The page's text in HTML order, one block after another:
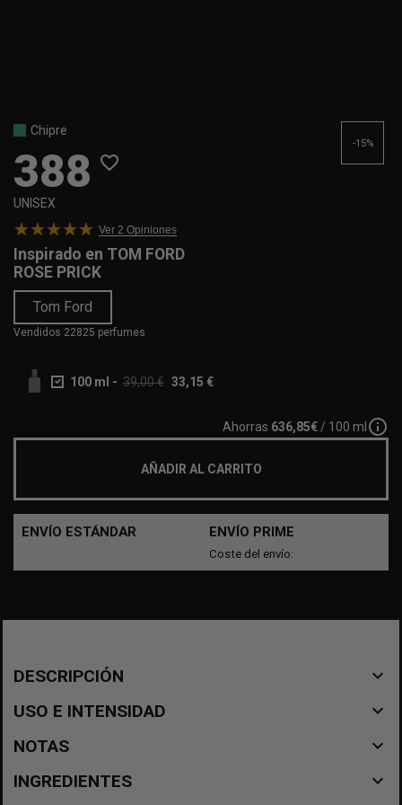
-15%
Chipre
388 favorite_border
UNISEX
Ver 2 Opiniones
Inspirado en TOM FORD
ROSE PRICK
Tom Ford
Vendidos 22825 perfumes
100 ml - 39,00 € 33,15 €
Ahorras 636,85€ / 100 mlinfo_outline
AÑADIR AL CARRITO
ENVÍO ESTÁNDAR ENVÍO PRIME
Coste del envío:
DESCRIPCIÓN navigate_before
USO E INTENSIDAD navigate_before
NOTAS navigate_before
INGREDIENTES navigate_before